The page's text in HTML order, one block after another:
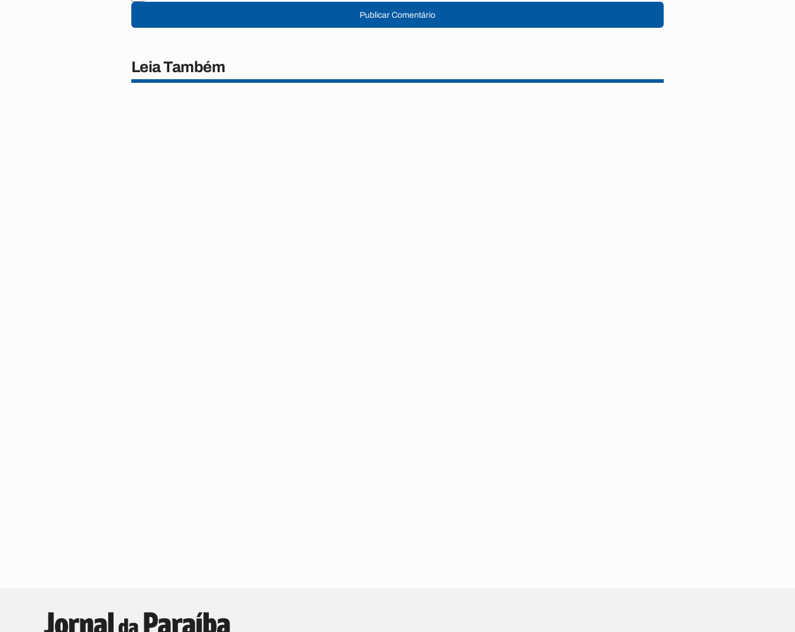
Publicar Comentário
Leia Também